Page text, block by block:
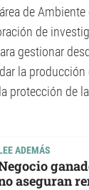
de Ambiente
de
gestionar
la
protección de
ADEMÁS
aseguran